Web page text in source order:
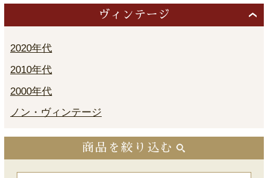
ヴィンテージ
2020年代
2010年代
2000年代
ノン・ヴィンテージ
商品を絞り込む